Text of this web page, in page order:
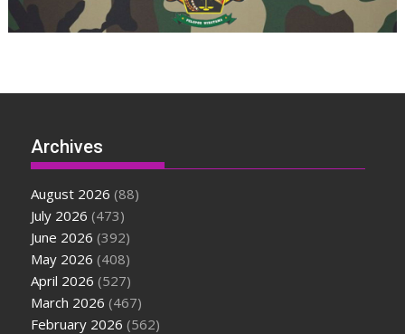
Archives
August 2026 (88)
July 2026 (473)
June 2026 (392)
May 2026 (408)
April 2026 (527)
March 2026 (467)
February 2026 (562)